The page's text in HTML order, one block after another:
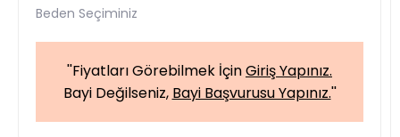
Beden Seçiminiz
''Fiyatları Görebilmek İçinGiriş Yapınız.
Bayi Değilseniz, Bayi Başvurusu Yapınız.''